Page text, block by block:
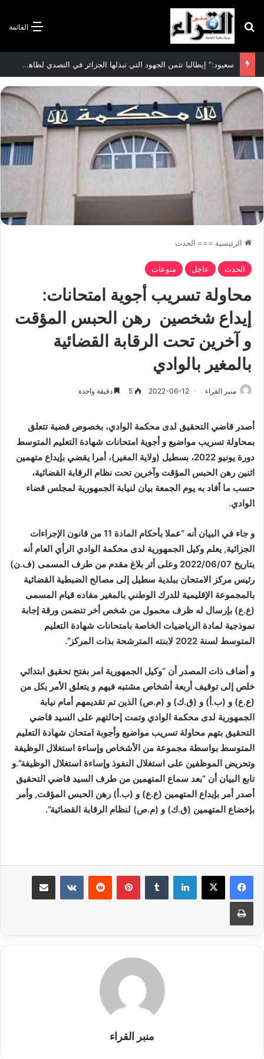
القائمة بحث عن
الاتفاقية الأممية بشأن تغير المناخ :الجزائر تودع مساهمتها الوطنية المحددة لسنة 2026
الرئيسية === الحدث
الحدث عاجل منوعات
محاولة تسريب أجوية امتحانات:
إيداع شخصين رهن الحبس المؤقت
و آخرين تحت الرقابة القضائية
بالمغير بالوادي
منبر القراء 2022-06-12
5 دقيقة واحدة
أصدر قاضي التحقيق لدى محكمة الوادي، بخصوص قضية تتعلق
بمحاولة تسريب مواضيع و أجوية امتحانات شهادة التعليم المتوسط
دورة يونيو 2022، بسطيل (ولاية المغير)، أمرا يقضي بإيداع متهمين
اثنين رهن الحبس المؤقت وآخرين تحت نظام الرقابة القضائية،
حسب ما أفاد به يوم الجمعة بيان لنيابة الجمهورية لمجلس قضاء
الوادي.
و جاء في البيان أنه “عملا بأحكام المادة 11 من قانون الإجراءات
الجزائية, يعلم وكيل الجمهورية لدى محكمة الوادي الرأي العام أنه
بتاريخ 2022/06/07 وعلى أثر بلاغ مقدم من طرف المسمى (ف.ن)
رئيس مركز الامتحان ببلدية سطيل إلى مصالح الضبطية القضائية
بالمجموعة الإقليمية للدرك الوطني بالمغير مفاده قيام المسمى
(ع.ع) بإرسال له ظرف محمول من شخص أخر تتضمن ورقة إجابة
نموذجية لمادة الرياضيات الخاصة بامتحانات شهادة التعليم
المتوسط لسنة 2022 لابنته المترشحة بذات المركز”.
و أضاف ذات المصدر أن “وكيل الجمهورية امر بفتح تحقيق ابتدائي
خلص إلى توقيف أربعة أشخاص مشتبه فيهم و يتعلق الأمر بكل من
(ع.ع) و (ب.أ) و (ق.ك) و (م.ص) الذين تم تقديمهم أمام نيابة
الجمهورية لدى محكمة الوادي وتمت إحالتهم على السيد قاضي
التحقيق بتهم محاولة تسريب مواضيع وأجوبة امتحان شهادة التعليم
المتوسط بواسطة مجموعة من الأشخاص وإساءة استغلال الوظيفة
وتحريض الموظفين على استغلال النفوذ وإساءة استغلال الوظيفة”.و
تابع البيان أن “بعد سماع المتهمين من طرف السيد قاضي التحقيق
أصدر أمر بإيداع المتهمين (ع.ع) و (ب.أ) رهن الحبس المؤقت, وأمر
بإخضاع المتهمين (ق.ك) و (م.ص) لنظام الرقابة القضائية”.
لينكدإن بينتيريست
طباعة
منبر القراء